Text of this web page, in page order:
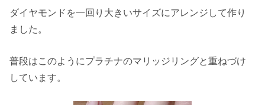
ダイヤモンドを一回り大きいサイズにアレンジして作り
ました。
普段はこのようにプラチナのマリッジリングと重ねづけ
しています。